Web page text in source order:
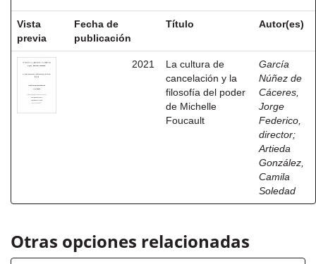
Vista
previa
Fecha de
publicación
Título Autor(es)
2021
La cultura de
cancelación y la
filosofía del poder
de Michelle
Foucault
García
Núñez de
Cáceres,
Jorge
Federico,
director;
Artieda
González,
Camila
Soledad
Otras opciones relacionadas